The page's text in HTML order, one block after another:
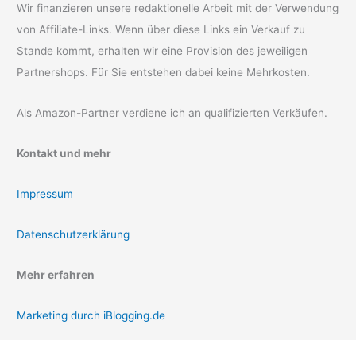
Wir finanzieren unsere redaktionelle Arbeit mit der Verwendung
von Affiliate-Links. Wenn über diese Links ein Verkauf zu
Stande kommt, erhalten wir eine Provision des jeweiligen
Partnershops. Für Sie entstehen dabei keine Mehrkosten.
Als Amazon-Partner verdiene ich an qualifizierten Verkäufen.
Kontakt und mehr
Impressum
Datenschutzerklärung
Mehr erfahren
Marketing durch iBlogging.de